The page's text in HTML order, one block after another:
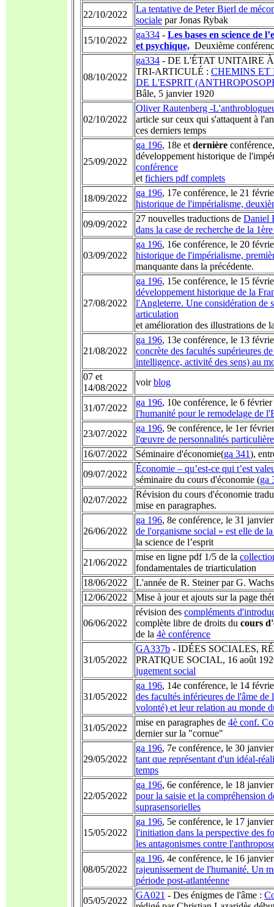
22/10/2022
La tentative de Peter Bierl de
sociale par Jonas Rybak
15/10/2022
ga334 - Les bases en science de
et psychique, Deuxième
08/10/2022
ga334 - DE L'ÉTAT UNITAIRE
TRI-ARTICULÉ : CHEMINS ET
DE L'ESPRIT
Bâle, 5 janvier 1920
02/10/2022
Oliver Rautenberg -
article sur ceux qui s'attaquent à
ces derniers temps
25/09/2022
ga 196, 18e et dernière
développement historique de
conférence
et fichiers pdf complets
18/09/2022
ga 196, 17e conférence, le 21
historique de l'impérialisme,
09/09/2022
27 nouvelles traductions de Daniel
dans la case de recherche de la
03/09/2022
ga 196, 16e conférence, le 20
historique de l'impérialisme,
manquante dans la précédente.
27/08/2022
ga 196, 15e conférence, le 15
développement historique de la
l'Angleterre. Une considération de
articulation
et amélioration des illustrations de
21/08/2022
ga 196, 13e conférence, le 13
concrète des facultés supérieures
intelligence, activité des sens) au
07 et
14/08/2022
voirblog
31/07/2022
ga 196, 10e conférence, le 6
l'humanité pour le remodelage de
23/07/2022
ga 196, 9e conférence, le 1er
l'œuvre de personnalités
16/07/2022
Séminaire d'économie(ga 341),
09/07/2022
Économie – qu’est-ce qui t’est
séminaire du cours d'économie (ga
02/07/2022
Révision du cours d'économie
mise en paragraphes.
26/06/2022
ga 196, 8e conférence, le 31
de l'organisme social » est elle de
la science de l’esprit
21/06/2022
mise en ligne pdf 1/5 de la
fondamentales de triarticulation
18/06/2022
L'année de R. Steiner par G.
12/06/2022
Mise à jour et ajouts sur la page
06/06/2022
révision des compléments
complète libre de droits du cours
de la 4è conférence
31/05/2022
GA337b - IDÉES SOCIALES,
PRATIQUE SOCIAL, 16 août
jugement social
31/05/2022
ga 196, 14e conférence, le 14
des facultés inférieures de l'âme de
volonté) et leur relation au monde
31/05/2022
mise en paragraphes de 4è conf.
dernier sur la "cornue"
29/05/2022
ga 196, 7e conférence, le 30
tant que représentant d'un idéal-
temps
22/05/2022
ga 196, 6e conférence, le 18
pour la saisie et la compréhension
suprasensorielles
15/05/2022
ga 196, 5e conférence, le 17
l'initiation dans la perspective des
les antagonismes contre
08/05/2022
ga 196, 4e conférence, le 16
rajeunissement de l'humanité. Un
période post-atlantéenne
05/05/2022
GA021 - Des énigmes de l'âme :